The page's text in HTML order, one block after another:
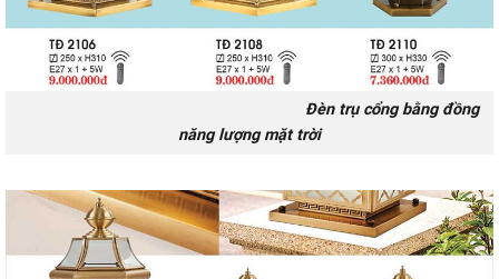
Đèn trụ cổng bằng đồng
năng lượng mặt trời